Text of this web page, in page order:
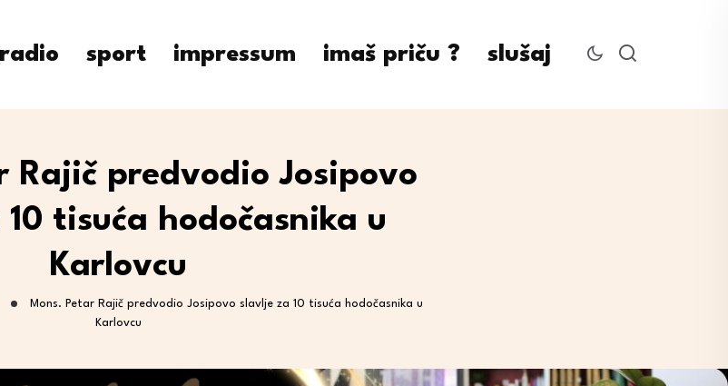
radio sport impressum imaš priču ? slušaj
Rajič predvodio Josipovo
tisuća hodočasnika u
Karlovcu
Mons. Petar Rajič predvodio Josipovo slavlje za 10 tisuća hodočasnika u
Karlovcu